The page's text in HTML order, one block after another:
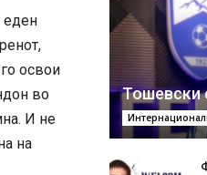
еден
освои
во
И не
на
Тошевски